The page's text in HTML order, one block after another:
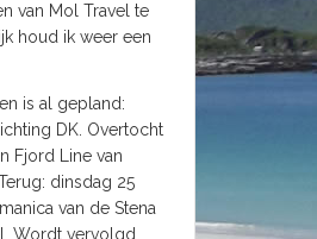
van Mol Travel te
houd ik weer een
is al gepland:
DK. Overtocht
Fjord Line van
dinsdag 25
van de Stena
Wordt vervolgd.